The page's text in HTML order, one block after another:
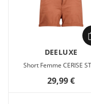
DEELUXE
Short Femme CERISE
29,99 €